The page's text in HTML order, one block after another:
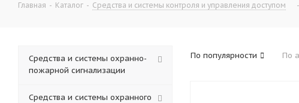
Главная - Каталог - Средства и системы контроля и управления доступом -
По популярности По
Средства и системы охранно-
пожарной сигнализации
Средства и системы охранного